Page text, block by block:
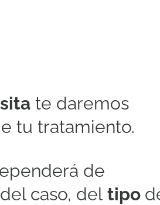
te daremos
tu tratamiento.
de
del caso, del tipo